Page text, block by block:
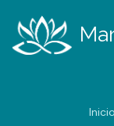
contenido
Inicio